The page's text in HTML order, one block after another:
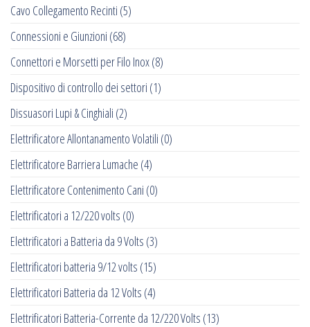
Cavo Collegamento Recinti (5)
Connessioni e Giunzioni (68)
Connettori e Morsetti per Filo Inox(8)
Dispositivo di controllo dei settori (1)
Dissuasori Lupi & Cinghiali (2)
Elettrificatore Allontanamento Volatili (0)
Elettrificatore Barriera Lumache (4)
Elettrificatore Contenimento Cani (0)
Elettrificatori a 12/220 volts (0)
Elettrificatori a Batteria da 9 Volts (3)
Elettrificatori batteria 9/12 volts (15)
Elettrificatori Batteria da 12 Volts (4)
Elettrificatori Batteria-Corrente da 12/220 Volts (13)